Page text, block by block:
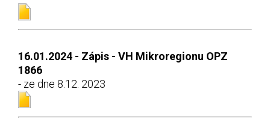
16.01.2024 - Zápis - VH Mikroregionu OPZ
1866
- ze dne 8.12. 2023